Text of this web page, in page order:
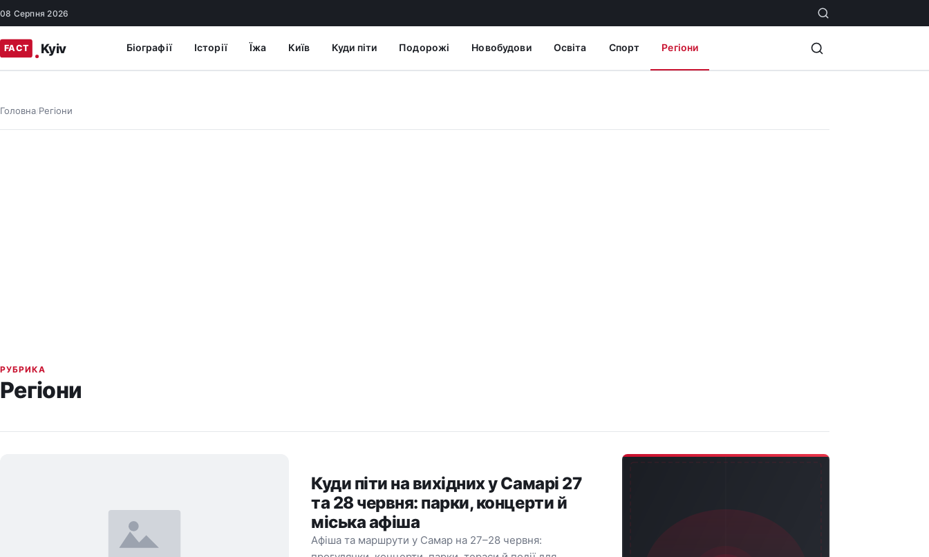
08 Серпня 2026
Біографії Історії Їжа Київ Куди піти Подорожі Новобудови Освіта Спорт Регіони
Головна/ Регіони
РУБРИКА
Регіони
Куди піти на вихідних у Самарі 27
та 28 червня: парки, концерти й
міська афіша
Афіша та маршрути у Самар на 27–28 червня: